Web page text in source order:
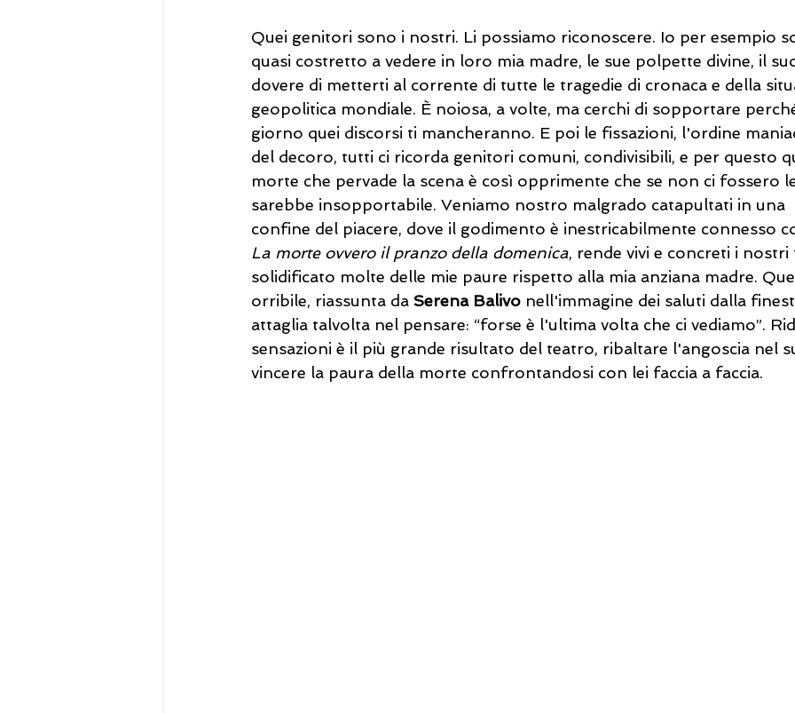
Quei genitori sono i nostri. Li possiamo riconoscere. Io per esempio
quasi costretto a vedere in loro mia madre, le sue polpette divine, il
dovere di metterti al corrente di tutte le tragedie di cronaca e della
geopolitica mondiale. È noiosa, a volte, ma cerchi di sopportare
giorno quei discorsi ti mancheranno. E poi le fissazioni, l'ordine
del decoro, tutti ci ricorda genitori comuni, condivisibili, e per questo
morte che pervade la scena è così opprimente che se non ci fossero
sarebbe insopportabile. Veniamo nostro malgrado catapultati in una
confine del piacere, dove il godimento è inestricabilmente connesso
La morte ovvero il pranzo della domenica, rende vivi e concreti i
solidificato molte delle mie paure rispetto alla mia anziana madre.
orribile, riassunta da Serena Balivo nell'immagine dei saluti dalla
attaglia talvolta nel pensare: “forse è l'ultima volta che ci vediamo”.
sensazioni è il più grande risultato del teatro, ribaltare l'angoscia nel
vincere la paura della morte confrontandosi con lei faccia a faccia.